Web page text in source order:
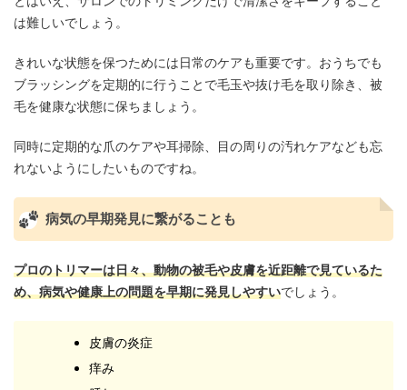
は難しいでしょう。
きれいな状態を保つためには日常のケアも重要です。おうちでも
ブラッシングを定期的に行うことで毛玉や抜け毛を取り除き、被
毛を健康な状態に保ちましょう。
同時に定期的な爪のケアや耳掃除、目の周りの汚れケアなども忘
れないようにしたいものですね。
病気の早期発見に繋がることも
プロのトリマーは日々、動物の被毛や皮膚を近距離で見ているた
め、病気や健康上の問題を早期に発見しやすいでしょう。
皮膚の炎症
痒み